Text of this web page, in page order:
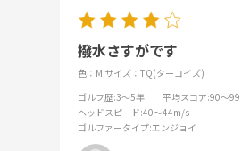
撥水さすがです
色：M サイズ：TQ(ターコイズ)
ゴルフ歴:3～5年 平均スコア:90～99
ヘッドスピード:40～44m/s
ゴルファータイプ:エンジョイ